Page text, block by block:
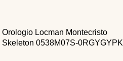
Orologio Locman Montecristo
Skeleton 0538M07S-0RGYGYPK